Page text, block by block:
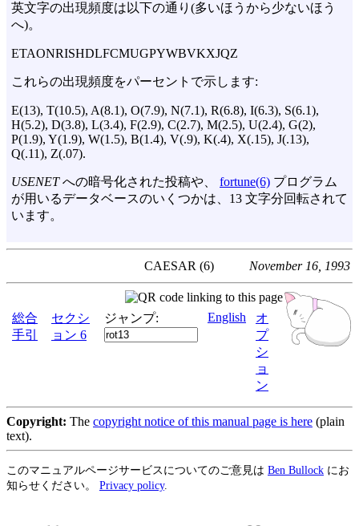
英文字の出現頻度は以下の通り(多いほうから少ないほう
へ)。
ETAONRISHDLFCMUGPYWBVKXJQZ
これらの出現頻度をパーセントで示します:
E(13), T(10.5), A(8.1), O(7.9), N(7.1), R(6.8), I(6.3), S(6.1),
H(5.2), D(3.8), L(3.4), F(2.9), C(2.7), M(2.5), U(2.4), G(2),
P(1.9), Y(1.9), W(1.5), B(1.4), V(.9), K(.4), X(.15), J(.13),
Q(.11), Z(.07).
USENETへの暗号化された投稿や、 fortune(6) プログラム
が用いるデータベースのいくつかは、13 文字分回転されて
います。
CAESAR (6) November 16, 1993
総合
手引
セクシ
ョン 6
ジャンプ: English
オ
プ
シ
ョ
ン
Copyright: The copyright notice of this manual page is here (plain
text).
このマニュアルページサービスについてのご意見は Ben Bullock にお
知らせください。 Privacy policy.